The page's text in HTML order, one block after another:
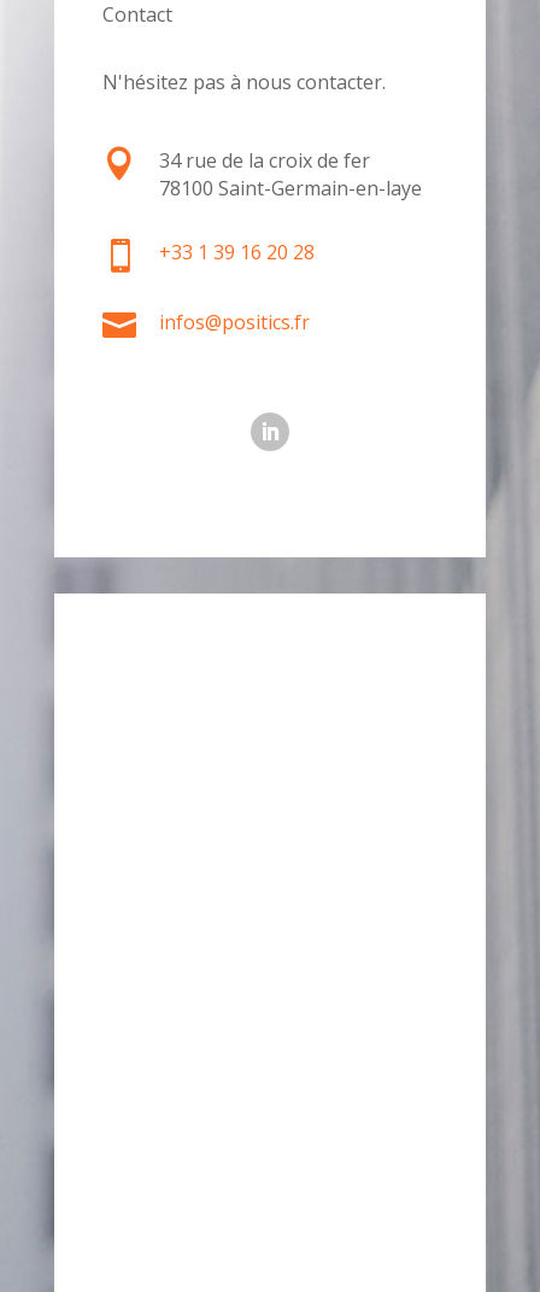
Contact
N'hésitez pas à nous contacter.

34 rue de la croix de fer
78100 Saint-Germain-en-laye
 +33 1 39 16 20 28
 infos@positics.fr